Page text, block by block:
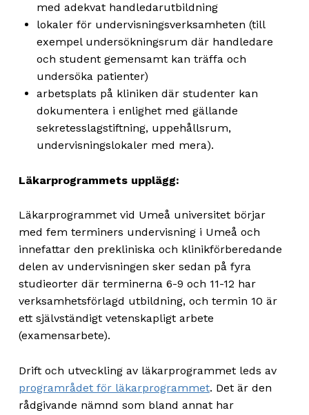
med adekvat handledarutbildning
lokaler för undervisningsverksamheten (till
exempel undersökningsrum där handledare
och student gemensamt kan träffa och
undersöka patienter)
arbetsplats på kliniken där studenter kan
dokumentera i enlighet med gällande
sekretesslagstiftning, uppehållsrum,
undervisningslokaler med mera).
Läkarprogrammets upplägg:
Läkarprogrammet vid Umeå universitet börjar
med fem terminers undervisning i Umeå och
innefattar den prekliniska och klinikförberedande
delen av undervisningen sker sedan på fyra
studieorter där terminerna 6-9 och 11-12 har
verksamhetsförlagd utbildning, och termin 10 är
ett självständigt vetenskapligt arbete
(examensarbete).
Drift och utveckling av läkarprogrammet leds av
programrådet för läkarprogrammet. Det är den
rådgivande nämnd som bland annat har